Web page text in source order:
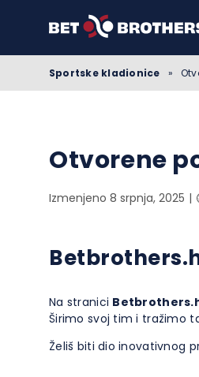
Sportske kladionice »
Otvorene
Izmenjeno 8 srpnja, 2025
Na stranici
Širimo svoj tim i tražimo
Želiš biti dio inovativnog